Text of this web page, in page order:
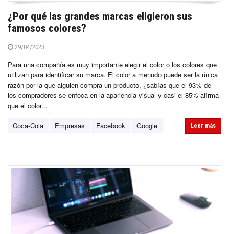
¿Por qué las grandes marcas eligieron sus
famosos colores?
29/04/2023
Para una compañía es muy importante elegir el color o los colores que
utilizan para identificar su marca. El color a menudo puede ser la única
razón por la que alguien compra un producto, ¿sabías que el 93% de
los compradores se enfoca en la apariencia visual y casi el 85% afirma
que el color...
Coca-Cola Empresas Facebook Google Leer más